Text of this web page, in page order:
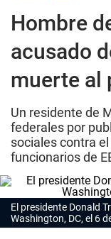
Hombre
acusado
muerte al
Un residente de
federales por
sociales contra
funcionarios de
El presidente Donald
Washington, DC, el 6